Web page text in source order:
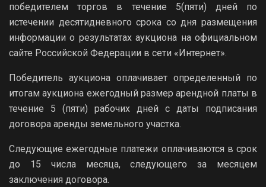
победителем торгов в течение 5(пяти) дней по
истечении десятидневного срока со дня размещения
информации о результатах аукциона на официальном
сайте Российской Федерации в сети «Интернет».
Победитель аукциона оплачивает определенный по
итогам аукциона ежегодный размер арендной платы в
течение 5 (пяти) рабочих дней с даты подписания
договора аренды земельного участка.
Следующие ежегодные платежи оплачиваются в срок
до 15 числа месяца, следующего за месяцем
заключения договора.